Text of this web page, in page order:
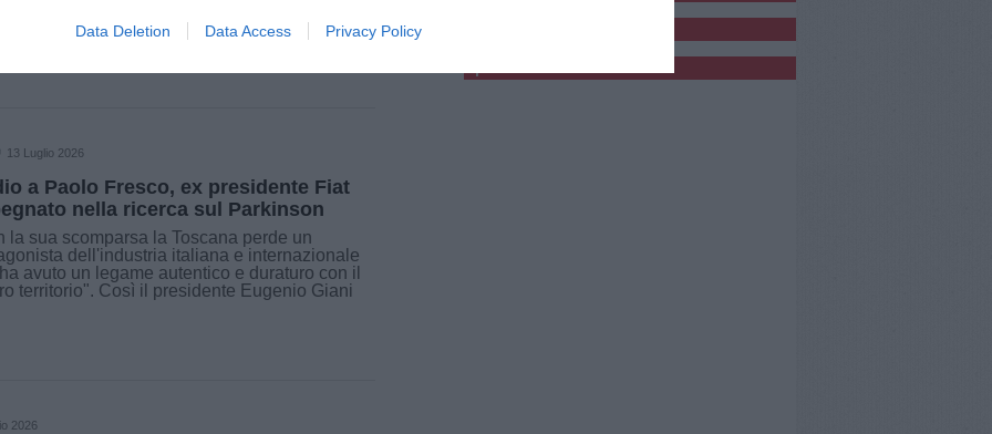
Data Deletion Data Access Privacy Policy
presenza della famiglia, delle istituzioni e di
personalità del mondo dell'economia [...]
13 Luglio 2026
a Paolo Fresco, ex presidente Fiat
nella ricerca sul Parkinson
la sua scomparsa la Toscana perde un
dell'industria italiana e internazionale
avuto un legame autentico e duraturo con il
territorio". Così il presidente Eugenio Giani
2026